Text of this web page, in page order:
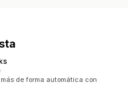
de forma automática con